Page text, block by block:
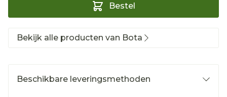
Bestel
Bekijk alle producten van Bota
Beschikbare leveringsmethoden